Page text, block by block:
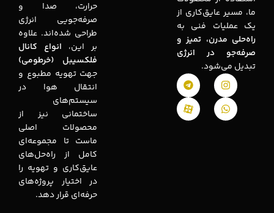
ما، مسیر عایق‌کاری از
یک عملیات فنی به
راه‌حلی مدرن، تمیز و
صرفه‌جو در انرژی
تبدیل می‌شود.
حرارت، صدا و
صرفه‌جویی انرژی
طراحی شده‌اند. علاوه
بر این، انواع کانال
فلکسیبل (خرطومی)
جهت تهویه مطبوع و
انتقال هوا در
سیستم‌های
ساختمانی نیز از
محصولات اصلی
ماست تا مجموعه‌ای
کامل از راه‌حل‌های
عایق‌کاری و تهویه را
در اختیار پروژه‌های
حرفه‌ای قرار دهد.